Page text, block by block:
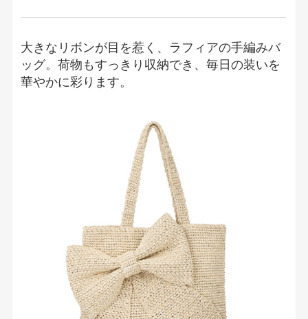
大きなリボンが目を惹く、ラフィアの手編みバ
ッグ。荷物もすっきり収納でき、毎日の装いを
華やかに彩ります。